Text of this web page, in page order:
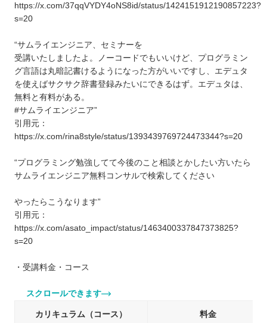
https://x.com/37qqVYDY4oNS8id/status/1424151912190857223?
s=20
“サムライエンジニア、セミナーを
受講いたしましたよ。ノーコードでもいいけど、プログラミン
グ言語は丸暗記書けるようになった方がいいですし、エデュタ
を使えばサクサク辞書登録みたいにできるはず。エデュタは、
無料と有料がある。
#サムライエンジニア”
引用元：
https://x.com/rina8style/status/1393439769724473344?s=20
“プログラミング勉強してて今後のこと相談とかしたい方いたら
サムライエンジニア無料コンサルで検索してください
やったらこうなります”
引用元：
https://x.com/asato_impact/status/1463400337847373825?
s=20
・受講料金・コース
スクロールできます
カリキュラム（コース） 料金